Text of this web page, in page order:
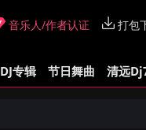
音乐人/作者认证 打包
DJ专辑 节日舞曲 清远